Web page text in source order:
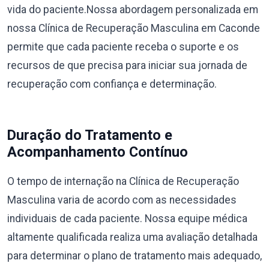
vida do paciente.Nossa abordagem personalizada em
nossa Clínica de Recuperação Masculina em Caconde
permite que cada paciente receba o suporte e os
recursos de que precisa para iniciar sua jornada de
recuperação com confiança e determinação.
Duração do Tratamento e
Acompanhamento Contínuo
O tempo de internação na Clínica de Recuperação
Masculina varia de acordo com as necessidades
individuais de cada paciente. Nossa equipe médica
altamente qualificada realiza uma avaliação detalhada
para determinar o plano de tratamento mais adequado,